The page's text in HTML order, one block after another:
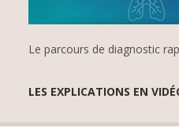
Le parcours de diagnostic
LES EXPLICATIONS EN